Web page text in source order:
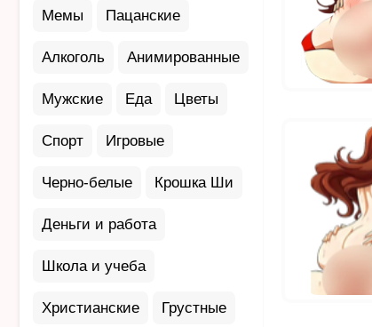
Мемы Пацанские
Алкоголь Анимированные
Мужские Еда Цветы
Спорт Игровые
Черно-белые Крошка Ши
Деньги и работа
Школа и учеба
Христианские Грустные